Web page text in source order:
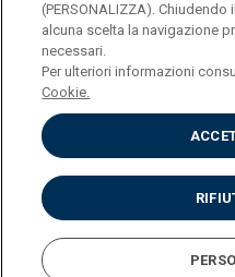
Università Cattolica del
Largo A. Gemelli, 1 - 20123
Privacy
Cookies
Impostazione dei Cookies
(PERSONALIZZA).
alcuna scelta la navigazione
necessari.
Per ulteriori informazioni
Cookie.